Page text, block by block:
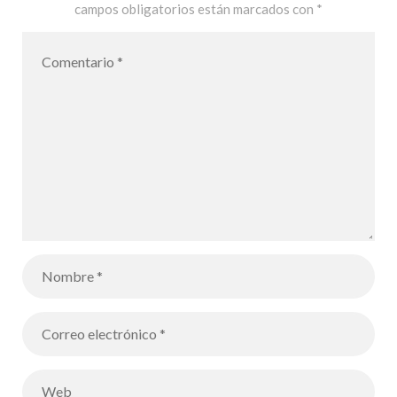
campos obligatorios están marcados con *